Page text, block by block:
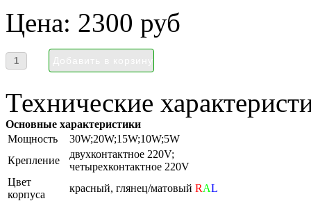
Цена: 2300 руб
Технические
Основные характеристики
Мощность
30W;20W;15W;10W;5W
Крепление
двухконтактное 220V;
четырехконтактное 220V
Цвет
корпуса
красный, глянец/матовый RAL